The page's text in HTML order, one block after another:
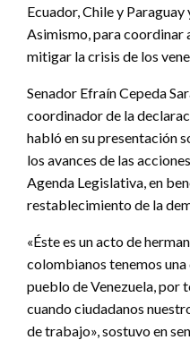
Ecuador, Chile y
Asimismo, para coordinar
mitigar la crisis de los
Senador Efraín Cepeda
coordinador de la
habló en su presentación
los avances de las
Agenda Legislativa, en
restablecimiento de la
«Éste es un acto de
colombianos tenemos
pueblo de Venezuela, por
cuando ciudadanos
de trabajo», sostuvo en